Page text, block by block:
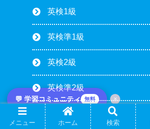
💬 学習コミュニティ 無料 ×
英検1級
英検準1級
英検2級
英検準2級
英検3級
メニュー ホーム 検索